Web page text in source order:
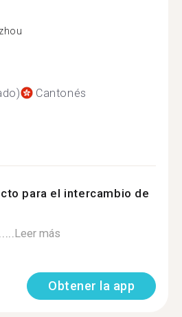
Cantonés
para el intercambio de
Leer más
Obtener la app